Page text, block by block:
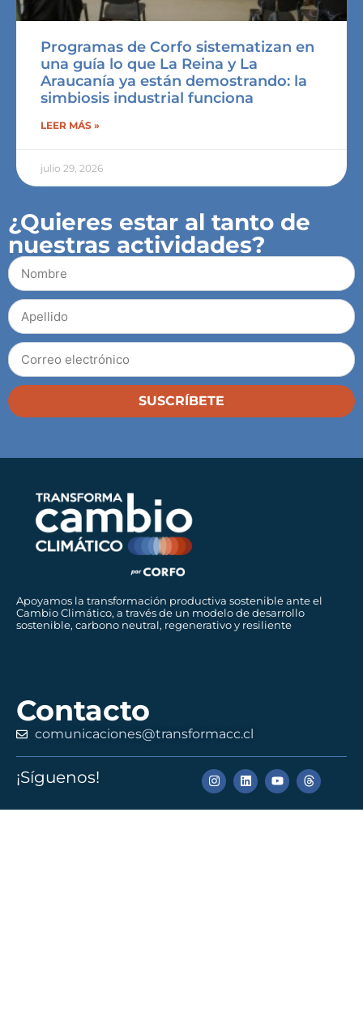
Programas de Corfo sistematizan en
una guía lo que La Reina y La
Araucanía ya están demostrando: la
simbiosis industrial funciona
LEER MÁS »
julio 29, 2026
¿Quieres estar al tanto de
nuestras actividades?
SUSCRÍBETE
Apoyamos la transformación productiva sostenible ante el
Cambio Climático, a través de un modelo de desarrollo
sostenible, carbono neutral, regenerativo y resiliente
Contacto
comunicaciones@transformacc.cl
¡Síguenos!